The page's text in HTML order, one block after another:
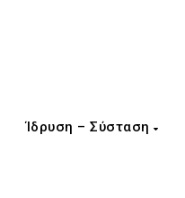
Ίδρυση – Σύσταση